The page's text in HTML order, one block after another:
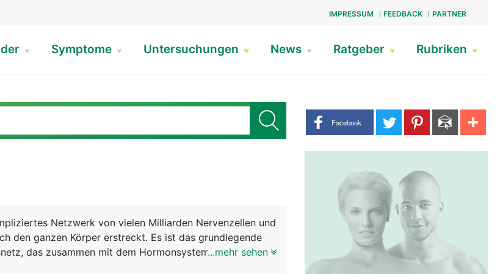
IMPRESSUM FEEDBACK PARTNER
Symptome Untersuchungen News Ratgeber Rubriken
Share buttons
Facebook
Netzwerk von vielen Milliarden Nervenzellen und
den ganzen Körper erstreckt. Es ist das grundlegende
das zusammen mit dem Hormonsystem alle...mehr sehen